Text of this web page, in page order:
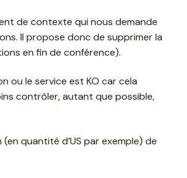
de contexte qui nous demande
Il propose donc de supprimer la
en fin de conférence).
ou le service est KO car cela
contrôler, autant que possible,
quantité d’US par exemple) de